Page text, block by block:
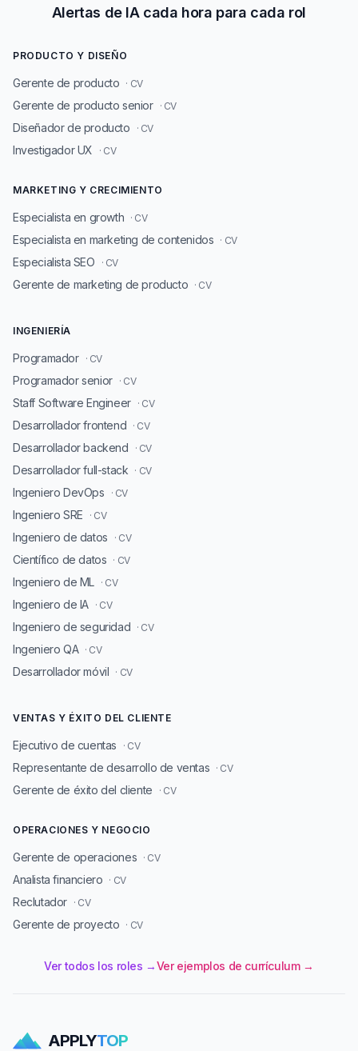
Alertas de IA cada hora para cada rol
PRODUCTO Y DISEÑO
Gerente de producto · CV
Gerente de producto senior · CV
Diseñador de producto · CV
Investigador UX · CV
MARKETING Y CRECIMIENTO
Especialista en growth · CV
Especialista en marketing de contenidos · CV
Especialista SEO · CV
Gerente de marketing de producto · CV
INGENIERÍA
Programador · CV
Programador senior · CV
Staff Software Engineer · CV
Desarrollador frontend · CV
Desarrollador backend · CV
Desarrollador full-stack · CV
Ingeniero DevOps · CV
Ingeniero SRE · CV
Ingeniero de datos · CV
Científico de datos · CV
Ingeniero de ML · CV
Ingeniero de IA · CV
Ingeniero de seguridad · CV
Ingeniero QA · CV
Desarrollador móvil · CV
VENTAS Y ÉXITO DEL CLIENTE
Ejecutivo de cuentas · CV
Representante de desarrollo de ventas · CV
Gerente de éxito del cliente · CV
OPERACIONES Y NEGOCIO
Gerente de operaciones · CV
Analista financiero · CV
Reclutador · CV
Gerente de proyecto · CV
Ver todos los roles →Ver ejemplos de currículum →
APPLYTOP